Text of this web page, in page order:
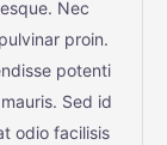
Nec
proin.
potenti
Sed id
odio facilisis